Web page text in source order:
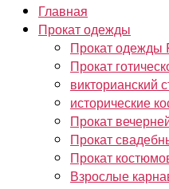
Главная
Прокат одежды
Прокат одежды
Прокат
викторианский
исторические
Прокат
Прокат
Прокат
Взрослые